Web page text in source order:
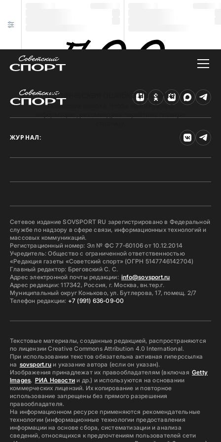
Техническая ошибка на сайте
Произошла ошибка. Чтобы найти нужную
ЖУРНАЛ:
Сетевое издание SOVSPORT RU зарегистрировано в Федеральной
службе по надзору в сфере связи, информационных технологий и
массовых коммуникаций.
Регистрационный номер: Эл № ФС 77-60106 от 10.12.2014
Учредитель: Общество с ограниченной ответственностью
«Редакция газеты «Советский спорт» (ОГРН 5147746142704)
Главный редактор: Бреговский С. С.
Адрес электронной почты редакции: info@sovsport.ru
Адрес редакции: 117342, Россия, г. Москва, вн.тер.г.
Муниципальный округ Коньково, ул. Бутлерова, 17, помещ. 2/7
Телефон редакции: +7 (991) 636-09-00
Текстовые материалы, созданные редакцией, распространяются
по лицензии Creative Commons Attribution 4.0 International.
При использовании текстов обязательна активная гиперссылка
на sovsport.ruи указание автора (если он указан).
Изображения принадлежат их правообладателям (включая Getty
Images, РИА Новостии др.) и используются на основании
коммерческих лицензий. Их копирование и повторное
использование запрещены без прямого разрешения
правообладателя.
На информационном ресурсе применяются рекомендательные
технологии (информационные технологии предоставления
информации на основе сбора, систематизации и анализа
сведений, относящихся к предпочтениям пользователей сети